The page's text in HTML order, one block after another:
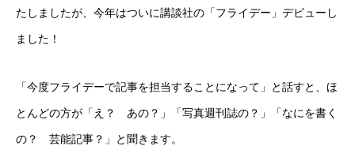
たしましたが、今年はついに講談社の「フライデー」デビューし
ました！
「今度フライデーで記事を担当することになって」と話すと、ほ
とんどの方が「え？ あの？」「写真週刊誌の？」「なにを書く
の？ 芸能記事？」と聞きます。